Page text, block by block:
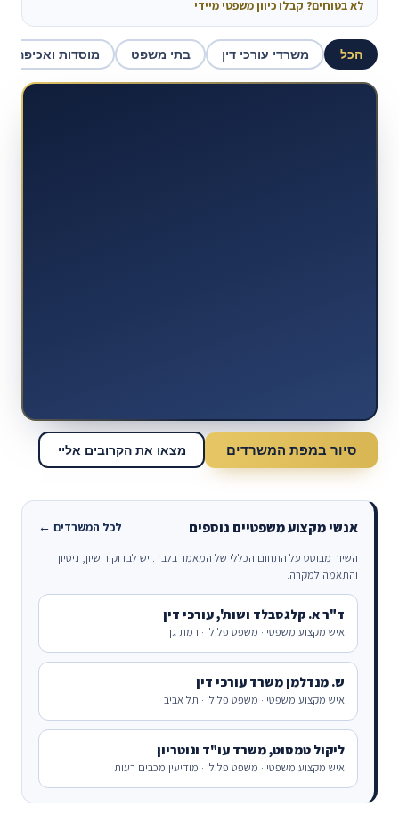
לא בטוחים? קבלו כיוון משפטי מיידי
הכל משרדי עורכי דין בתי משפט מוסדות ואכיפה
סיור במפת המשרדים מצאו את הקרובים אליי
אנשי מקצוע משפטיים נוספים לכל המשרדים ←
השיוך מבוסס על התחום הכללי של המאמר בלבד. יש לבדוק רישיון, ניסיון
והתאמה למקרה.
ד"ר א. קלגסבלד ושות', עורכי דין
איש מקצוע משפטי · משפט פלילי · רמת גן
ש. מנדלמן משרד עורכי דין
איש מקצוע משפטי · משפט פלילי · תל אביב
ליקול טמסוט, משרד עו"ד ונוטריון
איש מקצוע משפטי · משפט פלילי · מודיעין מכבים רעות